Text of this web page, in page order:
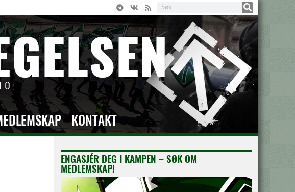
KONTAKT
ENGASJÉR DEG I KAMPEN – SØK OM
MEDLEMSKAP!